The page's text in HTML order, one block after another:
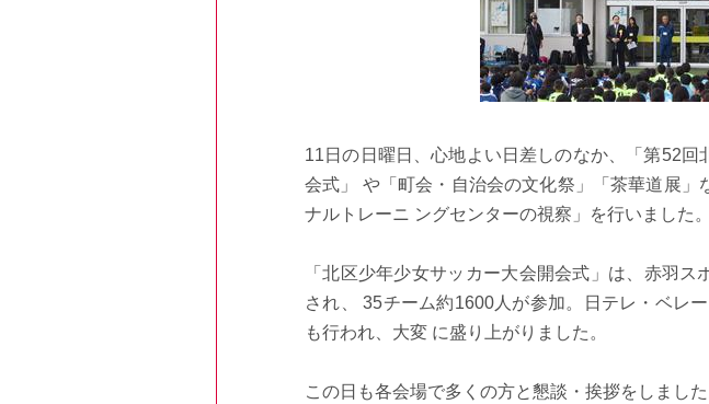
11日の日曜日、心地よい日差しのなか、「第52回
会式」 や「町会・自治会の文化祭」「茶華道展」
ナルトレーニ ングセンターの視察」を行いました。
「北区少年少女サッカー大会開会式」は、赤羽ス
され、 35チーム約1600人が参加。日テレ・ベレ
も行われ、大変 に盛り上がりました。
この日も各会場で多くの方と懇談・挨拶をしました